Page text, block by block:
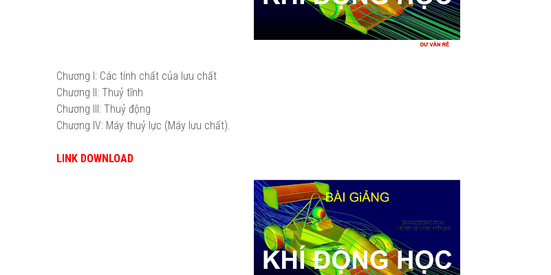
Chương I: Các tính chất của lưu chất
Chương II: Thuỷ tĩnh
Chương III: Thuỷ động
Chương IV: Máy thuỷ lực (Máy lưu chất).
LINK DOWNLOAD